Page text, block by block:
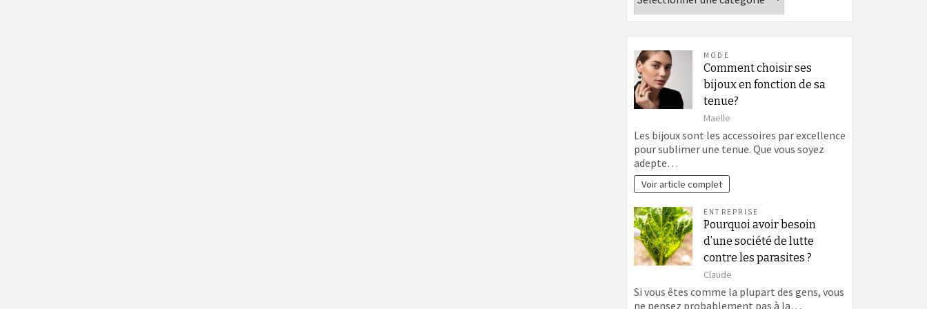
MODE
Comment choisir ses
bijoux en fonction de sa
tenue?
Maelle
Les bijoux sont les accessoires par excellence
pour sublimer une tenue. Que vous soyez
adepte…
Voir article complet
ENTREPRISE
Pourquoi avoir besoin
d’une société de lutte
contre les parasites ?
Claude
Si vous êtes comme la plupart des gens, vous
ne pensez probablement pas à la…